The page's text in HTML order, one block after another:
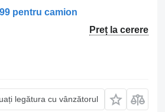
pentru camion
Preț la cerere
legătura cu vânzătorul